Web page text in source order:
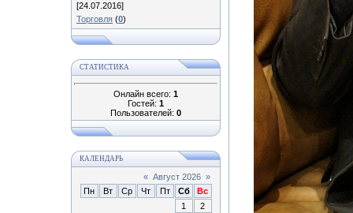
[24.07.2016]
Торговля (0)
СТАТИСТИКА
Онлайн всего: 1
Гостей: 1
Пользователей: 0
КАЛЕНДАРЬ
« Август 2026 »
Пн
Вт Ср Чт Пт Сб
Вс
1
2